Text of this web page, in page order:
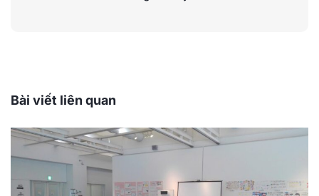
Bài viết liên quan